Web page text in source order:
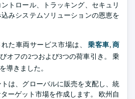
トロール、トラッキング、セキュリ
みシステムソリューションの恩恵を
た車両サービス市場は、乗客車,商
オフの2つおよび3つの荷車引き。 乗
導きました。
は、グローバルに販売を支配し、統
ーゲット市場を作成します。 欧州自